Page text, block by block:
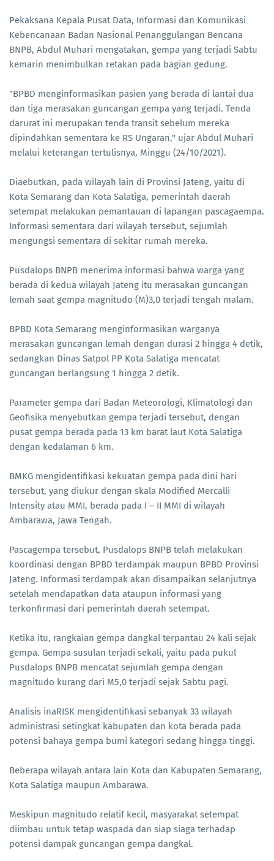
Pekaksana Kepala Pusat Data, Informasi dan Komunikasi
Kebencanaan Badan Nasional Penanggulangan Bencana
BNPB, Abdul Muhari mengatakan, gempa yang terjadi Sabtu
kemarin menimbulkan retakan pada bagian gedung.
"BPBD menginformasikan pasien yang berada di lantai dua
dan tiga merasakan guncangan gempa yang terjadi. Tenda
darurat ini merupakan tenda transit sebelum mereka
dipindahkan sementara ke RS Ungaran," ujar Abdul Muhari
melalui keterangan tertulisnya, Minggu (24/10/2021).
Diaebutkan, pada wilayah lain di Provinsi Jateng, yaitu di
Kota Semarang dan Kota Salatiga, pemerintah daerah
setempat melakukan pemantauan di lapangan pascagaempa.
Informasi sementara dari wilayah tersebut, sejumlah
mengungsi sementara di sekitar rumah mereka.
Pusdalops BNPB menerima informasi bahwa warga yang
berada di kedua wilayah Jateng itu merasakan guncangan
lemah saat gempa magnitudo (M)3,0 terjadi tengah malam.
BPBD Kota Semarang menginformasikan warganya
merasakan guncangan lemah dengan durasi 2 hingga 4 detik,
sedangkan Dinas Satpol PP Kota Salatiga mencatat
guncangan berlangsung 1 hingga 2 detik.
Parameter gempa dari Badan Meteorologi, Klimatologi dan
Geofisika menyebutkan gempa terjadi tersebut, dengan
pusat gempa berada pada 13 km barat laut Kota Salatiga
dengan kedalaman 6 km.
BMKG mengidentifikasi kekuatan gempa pada dini hari
tersebut, yang diukur dengan skala Modified Mercalli
Intensity atau MMI, berada pada I – II MMI di wilayah
Ambarawa, Jawa Tengah.
Pascagempa tersebut, Pusdalops BNPB telah melakukan
koordinasi dengan BPBD terdampak maupun BPBD Provinsi
Jateng. Informasi terdampak akan disampaikan selanjutnya
setelah mendapatkan data ataupun informasi yang
terkonfirmasi dari pemerintah daerah setempat.
Ketika itu, rangkaian gempa dangkal terpantau 24 kali sejak
gempa. Gempa susulan terjadi sekali, yaitu pada pukul
Pusdalops BNPB mencatat sejumlah gempa dengan
magnitudo kurang dari M5,0 terjadi sejak Sabtu pagi.
Analisis inaRISK mengidentifikasi sebanyak 33 wilayah
administrasi setingkat kabupaten dan kota berada pada
potensi bahaya gempa bumi kategori sedang hingga tinggi.
Beberapa wilayah antara lain Kota dan Kabupaten Semarang,
Kota Salatiga maupun Ambarawa.
Meskipun magnitudo relatif kecil, masyarakat setempat
diimbau untuk tetap waspada dan siap siaga terhadap
potensi dampak guncangan gempa dangkal.